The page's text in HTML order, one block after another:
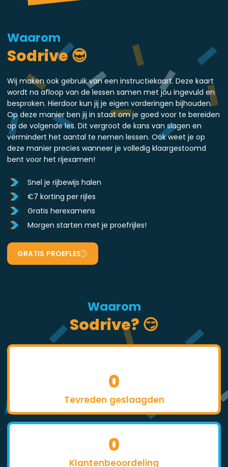
Waarom
Sodrive 😎
Wij maken ook gebruik van een instructiekaart. Deze kaart
wordt na afloop van de lessen samen met jou ingevuld en
besproken. Hierdoor kun jij je eigen vorderingen bijhouden.
Op deze manier ben jij in staat om je goed voor te bereiden
op de volgende les. Dit vergroot de kans van slagen en
vermindert het aantal te nemen lessen. Ook weet je op
deze manier precies wanneer je volledig klaargestoomd
bent voor het rijexamen!
Snel je rijbewijs halen
€7 korting per rijles
Gratis herexamens
Morgen starten met je proefrijles!
GRATIS PROEFLES
Waarom
Sodrive? 😏
Tevreden geslaagden
0
Klantenbeoordeling
0